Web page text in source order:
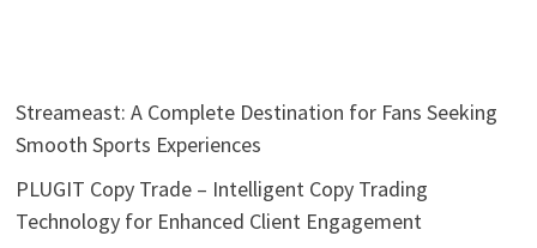
Streameast: A Complete Destination for Fans Seeking
Smooth Sports Experiences
PLUGIT Copy Trade – Intelligent Copy Trading
Technology for Enhanced Client Engagement